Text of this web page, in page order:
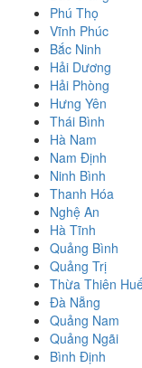
Phú Thọ
Vĩnh Phúc
Bắc Ninh
Hải Dương
Hải Phòng
Hưng Yên
Thái Bình
Hà Nam
Nam Định
Ninh Bình
Thanh Hóa
Nghệ An
Hà Tĩnh
Quảng Bình
Quảng Trị
Thừa Thiên
Đà Nẵng
Quảng Nam
Quảng Ngãi
Bình Định